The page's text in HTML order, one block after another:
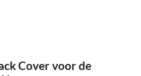
Cover voor de